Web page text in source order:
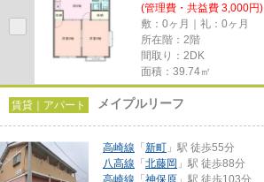
(管理費・共益費 3,000円)
敷：0ヶ月｜礼：0ヶ月
所在階：2階
間取り：2DK
面積：39.74㎡
賃貸｜アパート メイプルリーフ
高崎線 「 新町 」駅 徒歩55分
八高線 「 北藤岡 」駅 徒歩88分
高崎線 「 神保原 」駅 徒歩103分